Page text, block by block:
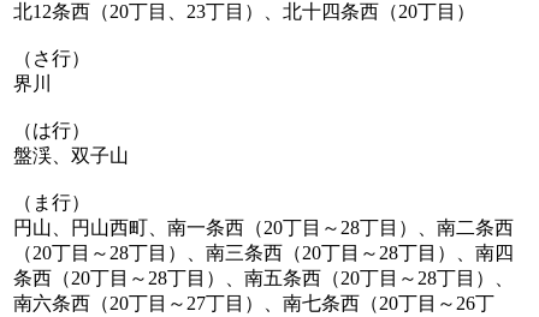
北12条西（20丁目、23丁目）、北十四条西（20丁目）
（さ行）
界川
（は行）
盤渓、双子山
（ま行）
円山、円山西町、南一条西（20丁目～28丁目）、南二条西
（20丁目～28丁目）、南三条西（20丁目～28丁目）、南四
条西（20丁目～28丁目）、南五条西（20丁目～28丁目）、
南六条西（20丁目～27丁目）、南七条西（20丁目～26丁